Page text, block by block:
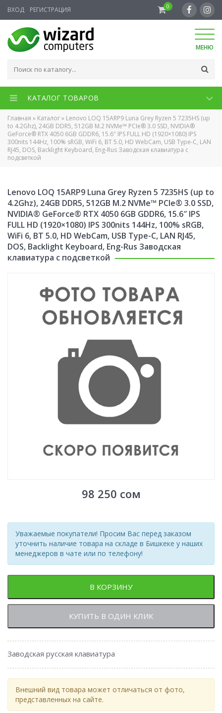
ВХОД РЕГИСТРАЦИЯ 0
МЕНЮ
КАТАЛОГ ТОВАРОВ
Главная » Каталог» Lenovo LOQ 15ARP9 Luna Grey Ryzen 5 7235HS (up
to 4.2Ghz), 24GB DDR5, 512GB M.2 NVMe™ PCIe® 3.0 SSD, NVIDIA®
GeForce® RTX 4050 6GB GDDR6, 15.6″ IPS FULL HD (1920×1080) IPS
300nits 144Hz, 100% sRGB, WiFi 6, BT 5.0, HD WebCam, USB Type-C, LAN
RJ45, DOS, Backlight Keyboard, Eng-Rus Заводская клавиатура с
подсветкой
Lenovo LOQ 15ARP9 Luna Grey Ryzen 5 7235HS (up to
4.2Ghz), 24GB DDR5, 512GB M.2 NVMe™ PCIe® 3.0 SSD,
NVIDIA® GeForce® RTX 4050 6GB GDDR6, 15.6″ IPS
FULL HD (1920×1080) IPS 300nits 144Hz, 100% sRGB,
WiFi 6, BT 5.0, HD WebCam, USB Type-C, LAN RJ45,
DOS, Backlight Keyboard, Eng-Rus Заводская
клавиатура с подсветкой
98 250 сом
Уважаемые покупатели! Просим Вас перед заказом
уточнить наличие товара на складе в Бишкеке у наших
менеджеров в чате или по телефону!
В КОРЗИНУ
КУПИТЬ В ОДИН КЛИК
Заводская русская клавиатура
Внешний вид товара может отличаться от фото,
представленных на сайте.